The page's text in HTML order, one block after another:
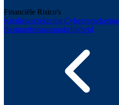
Financiële Risico's
Kredietverzekering Cyberverzekering
Bestuurdersaansprakelijkheid